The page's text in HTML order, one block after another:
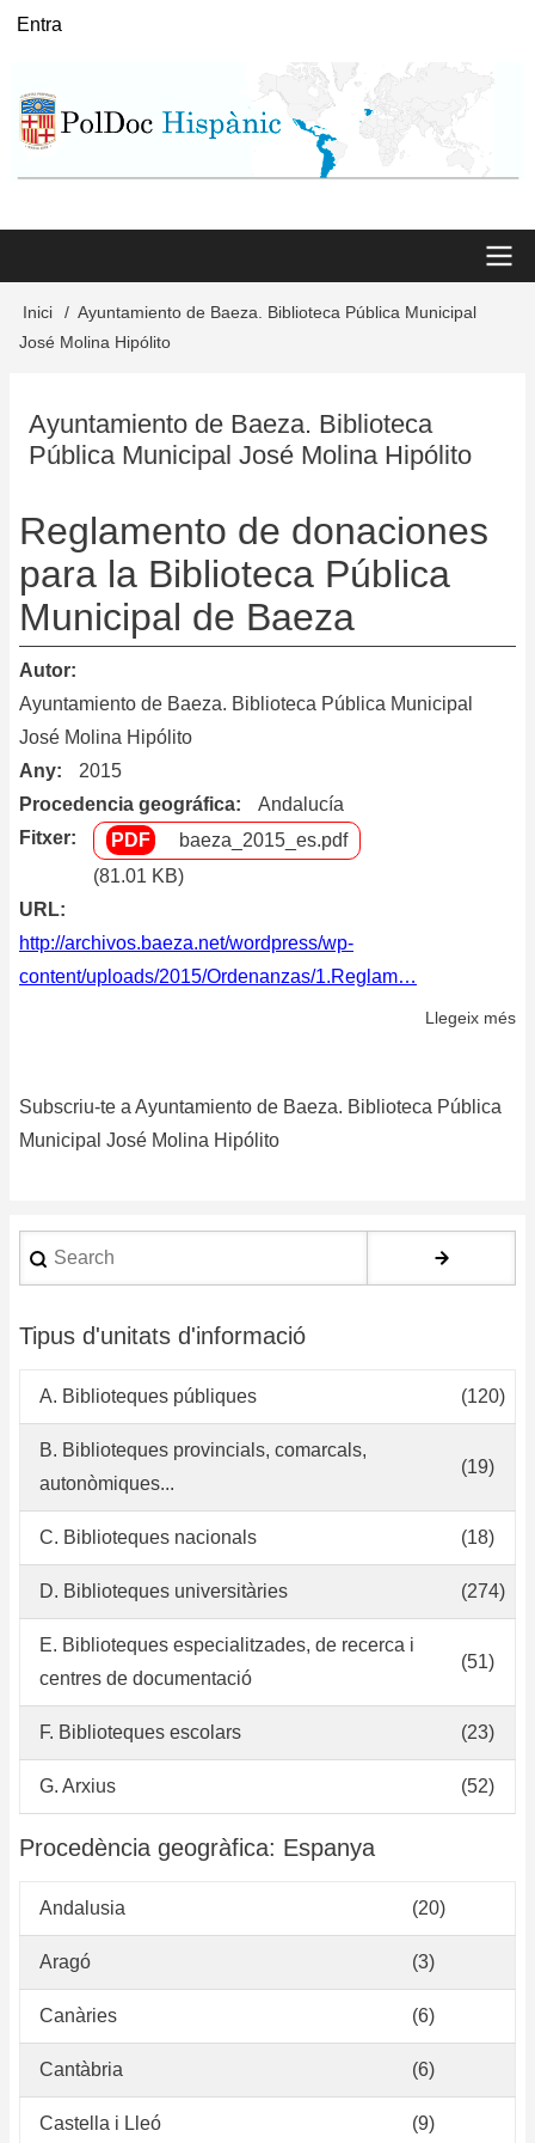
Vés
User
Entra
Main
Inici
Ayuntamiento de Baeza. Biblioteca Pública Municipal
José Molina Hipólito
Ayuntamiento de Baeza. Biblioteca
Pública Municipal José Molina Hipólito
Reglamento de donaciones
para la Biblioteca Pública
Municipal de Baeza
Autor
Ayuntamiento de Baeza. Biblioteca Pública Municipal
José Molina Hipólito
Any
2015
Procedencia geográfica
Andalucía
Fitxer
baeza_2015_es.pdf
(81.01 KB)
URL
http://archivos.baeza.net/wordpress/wp-
content/uploads/2015/Ordenanzas/1.Reglam…
Llegeix més
Subscriu-te a Ayuntamiento de Baeza. Biblioteca Pública
Municipal José Molina Hipólito
Search
Tipus d'unitats d'informació
A. Biblioteques públiques (120)
B. Biblioteques provincials, comarcals,
autonòmiques...
(19)
C. Biblioteques nacionals (18)
D. Biblioteques universitàries (274)
E. Biblioteques especialitzades, de recerca i
centres de documentació
(51)
F. Biblioteques escolars (23)
G. Arxius (52)
Procedència geogràfica: Espanya
Andalusia (20)
Aragó (3)
Canàries (6)
Cantàbria (6)
Castella i Lleó (9)